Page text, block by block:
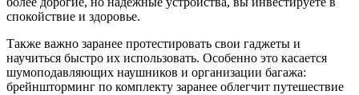
спокойствие и здоровье.
Также важно заранее протестировать свои гаджеты и
научиться быстро их использовать. Особенно это касается
шумоподавляющих наушников и организации багажа:
брейншторминг по комплекту заранее облегчит путешествие